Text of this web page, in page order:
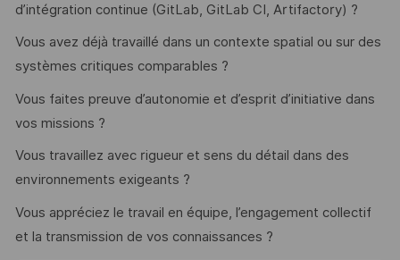
d’intégration continue (GitLab, GitLab CI, Artifactory) ?
Vous avez déjà travaillé dans un contexte spatial ou sur des
systèmes critiques comparables ?
Vous faites preuve d’autonomie et d’esprit d’initiative dans
vos missions ?
Vous travaillez avec rigueur et sens du détail dans des
environnements exigeants ?
Vous appréciez le travail en équipe, l’engagement collectif
et la transmission de vos connaissances ?